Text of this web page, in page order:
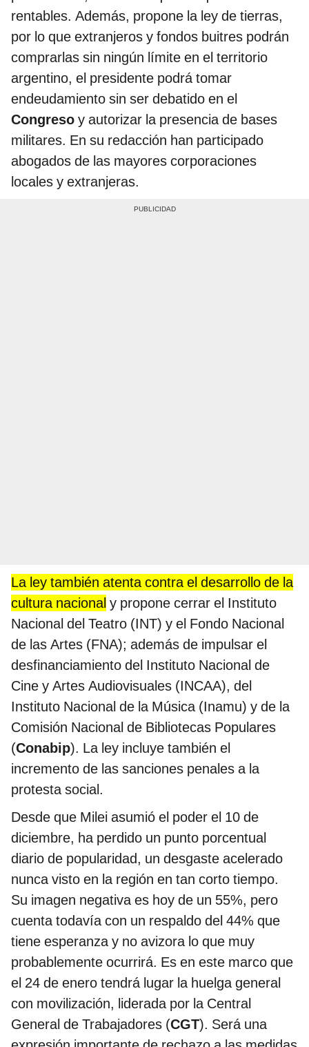
rentables. Además, propone la ley de tierras,
por lo que extranjeros y fondos buitres podrán
comprarlas sin ningún límite en el territorio
argentino, el presidente podrá tomar
endeudamiento sin ser debatido en el
Congreso y autorizar la presencia de bases
militares. En su redacción han participado
abogados de las mayores corporaciones
locales y extranjeras.
La ley también atenta contra el desarrollo de la
cultura nacional y propone cerrar el Instituto
Nacional del Teatro (INT) y el Fondo Nacional
de las Artes (FNA); además de impulsar el
desfinanciamiento del Instituto Nacional de
Cine y Artes Audiovisuales (INCAA), del
Instituto Nacional de la Música (Inamu) y de la
Comisión Nacional de Bibliotecas Populares
(Conabip). La ley incluye también el
incremento de las sanciones penales a la
protesta social.
Desde que Milei asumió el poder el 10 de
diciembre, ha perdido un punto porcentual
diario de popularidad, un desgaste acelerado
nunca visto en la región en tan corto tiempo.
Su imagen negativa es hoy de un 55%, pero
cuenta todavía con un respaldo del 44% que
tiene esperanza y no avizora lo que muy
probablemente ocurrirá. Es en este marco que
el 24 de enero tendrá lugar la huelga general
con movilización, liderada por la Central
General de Trabajadores (CGT). Será una